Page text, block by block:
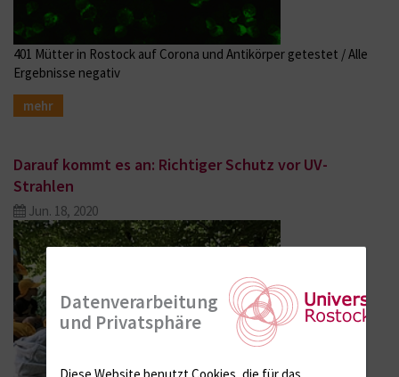
401 Mütter in Rostock auf Corona und Antikörper getestet / Alle
Ergebnisse negativ
mehr
Darauf kommt es an: Richtiger Schutz vor UV-
Strahlen
Jun. 18, 2020
Datenverarbeitung
und Privatsphäre